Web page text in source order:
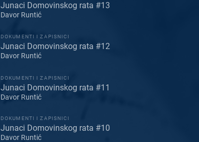
Junaci Domovinskog rata #13
Davor Runtić
DOKUMENTI I ZAPISNICI
Junaci Domovinskog rata #12
Davor Runtić
DOKUMENTI I ZAPISNICI
Junaci Domovinskog rata #11
Davor Runtić
DOKUMENTI I ZAPISNICI
Junaci Domovinskog rata #10
Davor Runtić